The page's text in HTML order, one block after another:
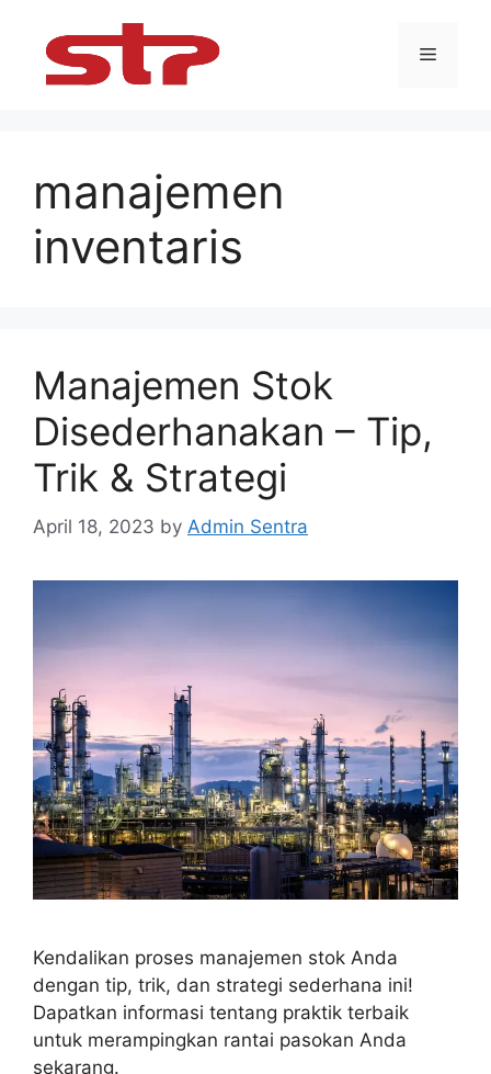
content
Menu
manajemen
inventaris
Manajemen Stok
Disederhanakan – Tip,
Trik & Strategi
April 18, 2023 by Admin Sentra
Kendalikan proses manajemen stok Anda
dengan tip, trik, dan strategi sederhana ini!
Dapatkan informasi tentang praktik terbaik
untuk merampingkan rantai pasokan Anda
sekarang.